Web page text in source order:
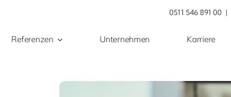
0511 546 891 00 |
Referenzen Unternehmen Karriere